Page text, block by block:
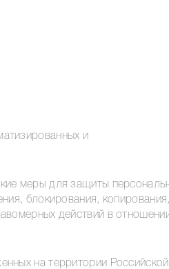
и
меры для защиты
блокирования,
действий в
на территории Российской